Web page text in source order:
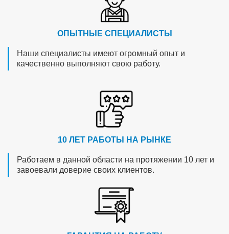
ОПЫТНЫЕ СПЕЦИАЛИСТЫ
Наши специалисты имеют огромный опыт и
качественно выполняют свою работу.
10 ЛЕТ РАБОТЫ НА РЫНКЕ
Работаем в данной области на протяжении 10 лет и
завоевали доверие своих клиентов.